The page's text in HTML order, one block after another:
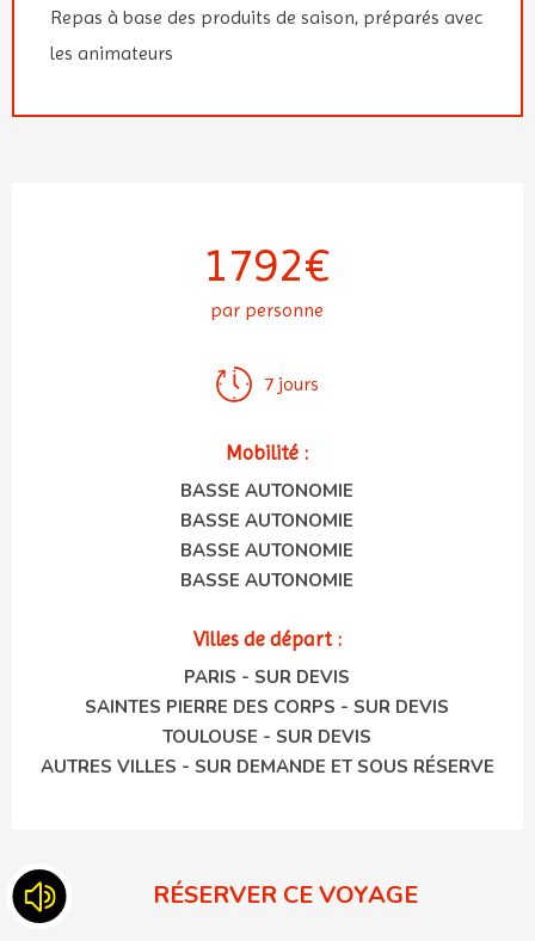
Repas à base des produits de saison, préparés avec
les animateurs
1792€
par personne
7 jours
Mobilité :
BASSE AUTONOMIE
BASSE AUTONOMIE
BASSE AUTONOMIE
BASSE AUTONOMIE
Villes de départ :
PARIS - SUR DEVIS
SAINTES PIERRE DES CORPS - SUR DEVIS
TOULOUSE - SUR DEVIS
AUTRES VILLES - SUR DEMANDE ET SOUS RÉSERVE
RÉSERVER CE VOYAGE